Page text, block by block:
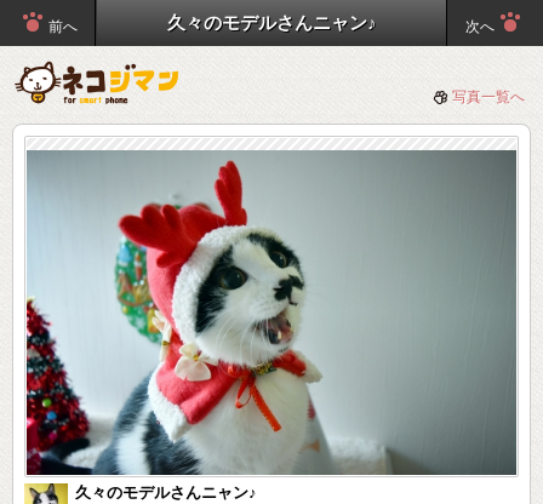
前へ 久々のモデルさんニャン♪ 次へ
写真一覧へ
久々のモデルさんニャン♪